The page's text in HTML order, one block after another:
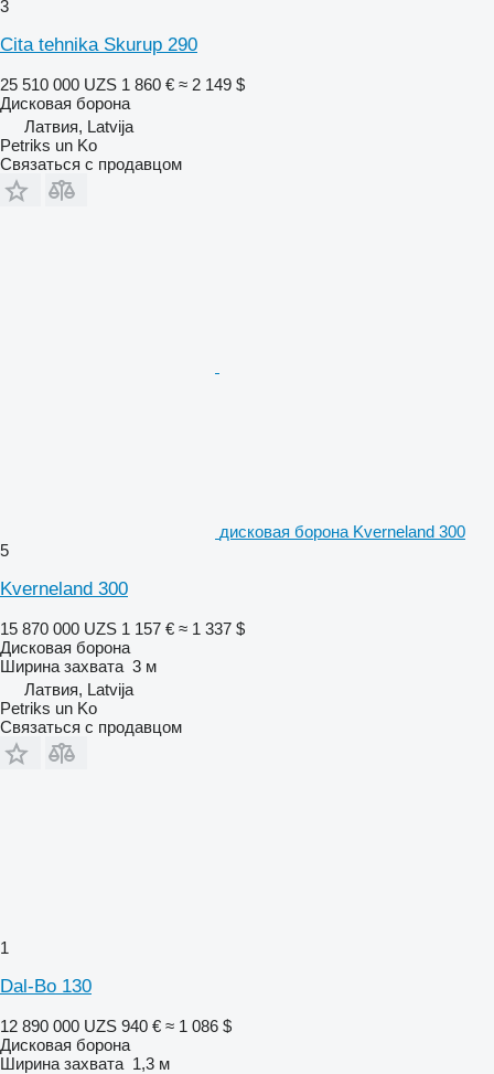
3
Cita tehnika Skurup 290
25 510 000 UZS 1 860 € ≈ 2 149 $
Дисковая борона
Латвия, Latvija
Petriks un Ko
Связаться с продавцом
дисковая борона Kverneland 300
5
Kverneland 300
15 870 000 UZS 1 157 € ≈ 1 337 $
Дисковая борона
Ширина захвата 3 м
Латвия, Latvija
Petriks un Ko
Связаться с продавцом
1
Dal-Bo 130
12 890 000 UZS 940 € ≈ 1 086 $
Дисковая борона
Ширина захвата 1,3 м